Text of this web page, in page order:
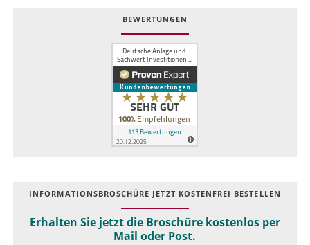
BEWERTUNGEN
INFOR­MATIONS­BROSCHÜRE JETZT KOSTEN­FREI BESTELLEN
Erhalten Sie jetzt die Broschüre kostenlos per
Mail oder Post.